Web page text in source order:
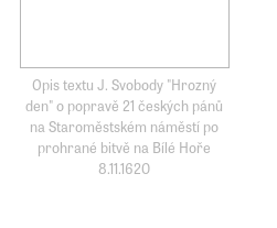
Opis textu J. Svobody "Hrozný
den" o popravě 21 českých pánů
na Staroměstském náměstí po
prohrané bitvě na Bílé Hoře
8.11.1620